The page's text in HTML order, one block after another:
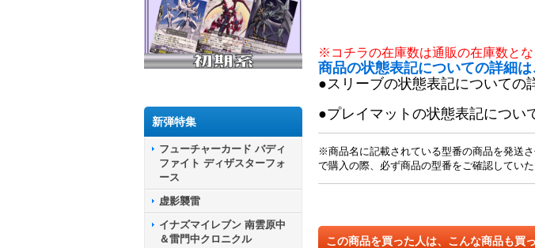
新弾特集
フューチャーカード バディ
ファイト ディザスターフォ
ース
虚影襲雷
イナズマイレブン 南雲原中
＆雷門中クロニクル
※コチラの在庫数は通販の在庫数と
商品の状態表記についての詳細
●スリーブの状態表記についての
●プレイマットの状態表記につい
※商品名に記載されている型番の商品を発送
で購入の際、必ず商品の型番をご確認してい
この商品を買った人は、こんな商品も買